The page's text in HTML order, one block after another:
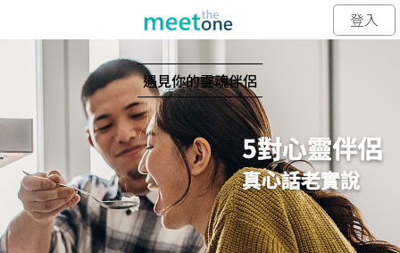
登入
5對心靈伴侶
真心話老實說
遇見你的靈魂伴侶